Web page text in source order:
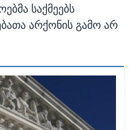
საქმეებს
არქონის გამო არ